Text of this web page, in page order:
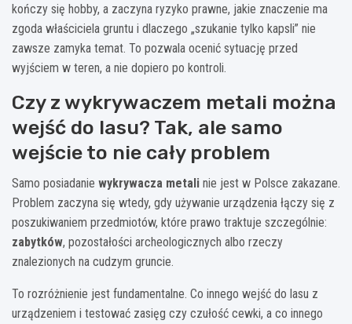
kończy się hobby, a zaczyna ryzyko prawne, jakie znaczenie ma
zgoda właściciela gruntu i dlaczego „szukanie tylko kapsli” nie
zawsze zamyka temat. To pozwala ocenić sytuację przed
wyjściem w teren, a nie dopiero po kontroli.
Czy z wykrywaczem metali można
wejść do lasu? Tak, ale samo
wejście to nie cały problem
Samo posiadanie wykrywacza metali nie jest w Polsce zakazane.
Problem zaczyna się wtedy, gdy używanie urządzenia łączy się z
poszukiwaniem przedmiotów, które prawo traktuje szczególnie:
zabytków, pozostałości archeologicznych albo rzeczy
znalezionych na cudzym gruncie.
To rozróżnienie jest fundamentalne. Co innego wejść do lasu z
urządzeniem i testować zasięg czy czułość cewki, a co innego